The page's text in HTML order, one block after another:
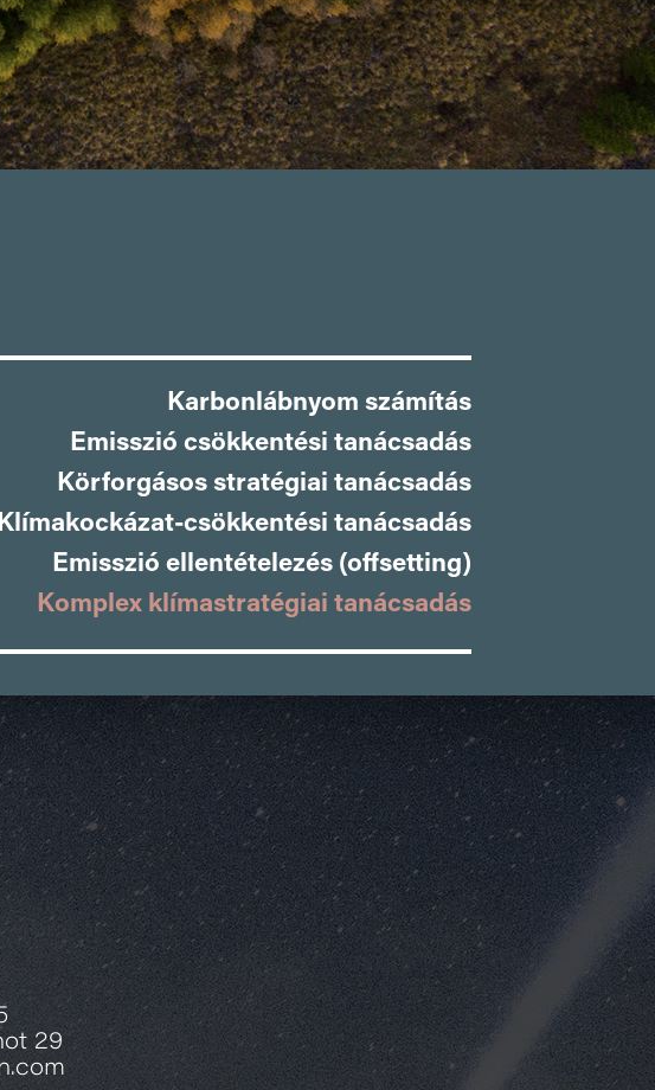
Karbonlábnyom számítás
Emisszió csökkentési tanácsadás
Körforgásos stratégiai tanácsadás
csökkentési tanácsadás
Emisszió ellentételezés (offsetting)
Komplex klímastratégiai tanácsadás
29